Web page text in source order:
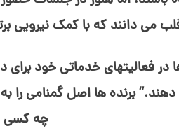
می⁯ دانند که با کمک نیرویی
در فعالیت⁯های خدماتی خود
برنده⁯ ها اصل گمنامی را
چه کسی